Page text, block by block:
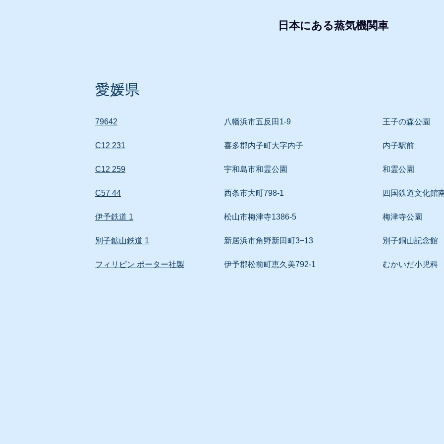
日本にある蒸気機関車
愛媛県
79642
C12 231
C12 259
C57 44
伊予鉄道 1
別子鉱山鉄道 1
フィリピン ポーター社製
八幡浜市五反田1-9
喜多郡内子町大字内子
宇和島市和霊公園
西条市大町798-1
松山市梅津寺1386-5
新居浜市角野新田町3−13
伊予郡松前町恵久美792-1
王子の森公園
内子駅前
和霊公園
四国鉄道文化館
梅津寺公園
別子銅山記念館
むかいだ小児科